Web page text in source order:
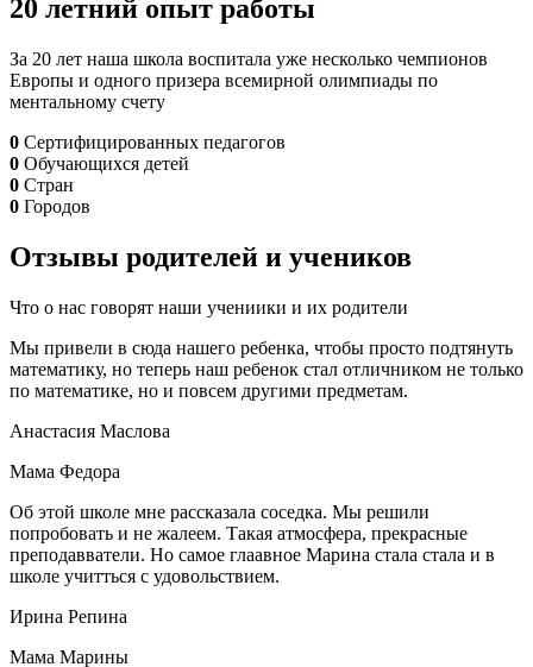
20 летний опыт работы
За 20 лет наша школа воспитала уже несколько чемпионов
Европы и одного призера всемирной олимпиады по
ментальному счету
0 Сертифицированных педагогов
0 Обучающихся детей
0 Стран
0 Городов
Отзывы родителей и учеников
Что о нас говорят наши учениики и их родители
Мы привели в сюда нашего ребенка, чтобы просто подтянуть
математику, но теперь наш ребенок стал отличником не только
по математике, но и повсем другими предметам.
Анастасия Маслова
Мама Федора
Об этой школе мне рассказала соседка. Мы решили
попробовать и не жалеем. Такая атмосфера, прекрасные
преподавватели. Но самое глаавное Марина стала стала и в
школе учитться с удовольствием.
Ирина Репина
Мама Марины